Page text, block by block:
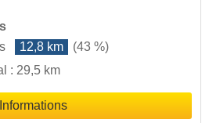
12,8 km
(43 %)
: 29,5 km
Informations